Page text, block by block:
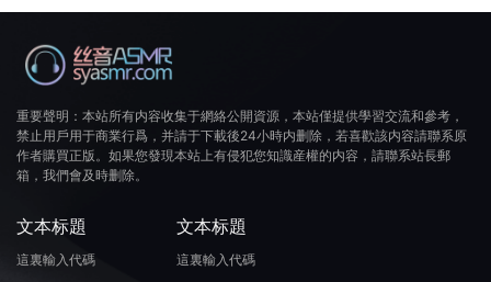
重要聲明：本站所有内容收集于網絡公開資源，本站僅提供學習交流和參考，
禁止用戶用于商業行爲，并請于下載後24小時内删除，若喜歡該内容請聯系原
作者購買正版。如果您發現本站上有侵犯您知識産權的内容，請聯系站長郵
箱，我們會及時删除。
文本标題
這裏輸入代碼
文本标題
這裏輸入代碼